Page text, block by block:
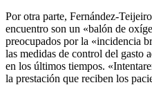
Por otra parte, Fernández-
encuentro son un «balón de
preocupados por la «incidencia
las medidas de control del gasto
en los últimos tiempos.
la prestación que reciben los